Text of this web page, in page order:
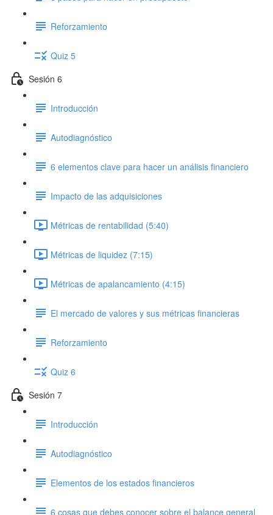
Reforzamiento
Quiz 5
Sesión 6
Introducción
Autodiagnóstico
6 elementos clave para hacer un análisis financiero
Impacto de las adquisiciones
Métricas de rentabilidad (5:40)
Métricas de liquidez (7:15)
Métricas de apalancamiento (4:15)
El mercado de valores y sus métricas financieras
Reforzamiento
Quiz 6
Sesión 7
Introducción
Autodiagnóstico
Elementos de los estados financieros
6 cosas que debes conocer sobre el balance general